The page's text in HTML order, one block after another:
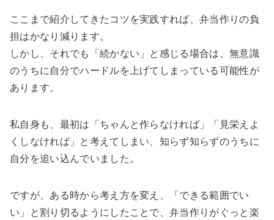
ここまで紹介してきたコツを実践すれば、弁当作りの負
担はかなり減ります。
しかし、それでも「続かない」と感じる場合は、無意識
のうちに自分でハードルを上げてしまっている可能性が
あります。
私自身も、最初は「ちゃんと作らなければ」「見栄えよ
くしなければ」と考えてしまい、知らず知らずのうちに
自分を追い込んでいました。
ですが、ある時から考え方を変え、「できる範囲でい
い」と割り切るようにしたことで、弁当作りがぐっと楽